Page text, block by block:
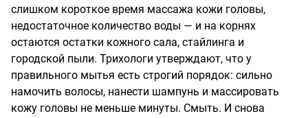
слишком короткое время массажа кожи головы,
недостаточное количество воды — и на корнях
остаются остатки кожного сала, стайлинга и
городской пыли. Трихологи утверждают, что у
правильного мытья есть строгий порядок: сильно
намочить волосы, нанести шампунь и массировать
кожу головы не меньше минуты. Смыть. И снова